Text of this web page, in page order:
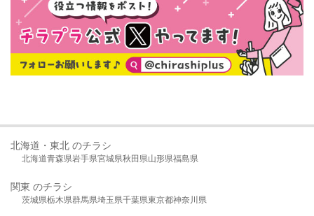
北海道・東北 のチラシ
北海道青森県岩手県宮城県秋田県山形県福島県
関東 のチラシ
茨城県栃木県群馬県埼玉県千葉県東京都神奈川県